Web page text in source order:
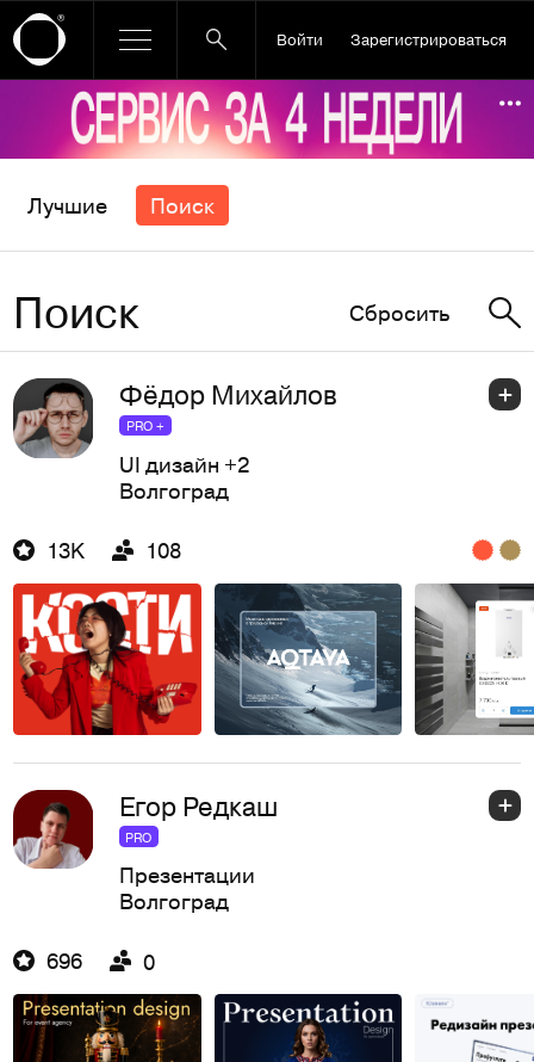
Войти Зарегистрироваться
Ссылка баннера
Лучшие Поиск
Поиск Сбросить
Фёдор Михайлов
PRO +
UI дизайн +2
Волгоград
13K 108
Егор Редкаш
PRO
Презентации
Волгоград
696 0